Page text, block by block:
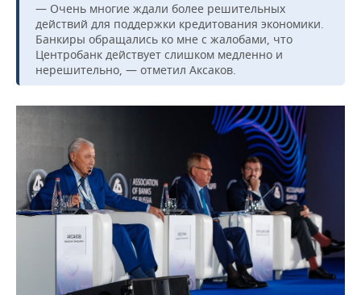
— Очень многие ждали более решительных
действий для поддержки кредитования экономики.
Банкиры обращались ко мне с жалобами, что
Центробанк действует слишком медленно и
нерешительно, — отметил Аксаков.